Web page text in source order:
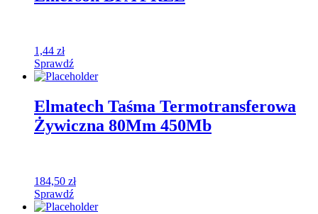
1,44 zł
Sprawdź
Elmatech Taśma Termotransferowa
Żywiczna 80Mm 450Mb
184,50 zł
Sprawdź